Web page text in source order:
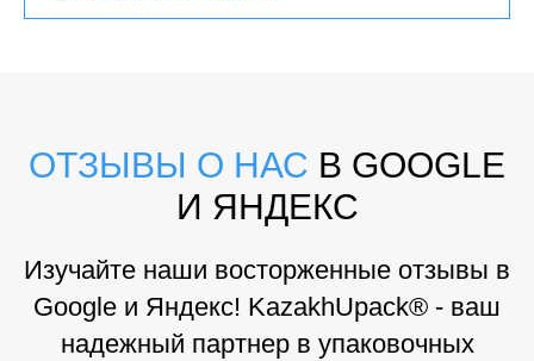
ОТЗЫВЫ О НАС В GOOGLE
И ЯНДЕКС
Изучайте наши восторженные отзывы в
Google и Яндекс! KazakhUpack® - ваш
надежный партнер в упаковочных